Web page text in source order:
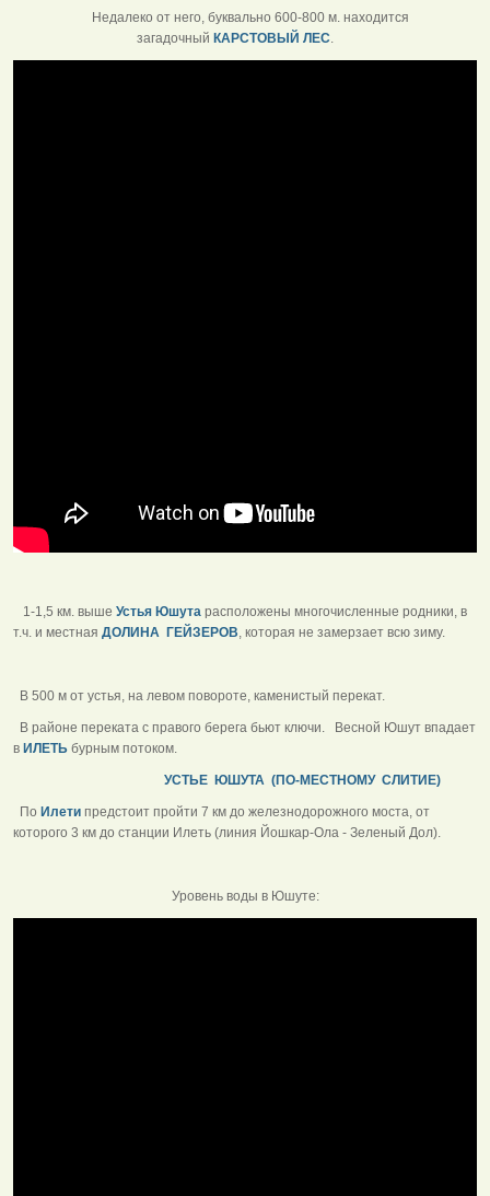
Недалеко от него, буквально 600-800 м. находится
загадочный КАРСТОВЫЙ ЛЕС.
1-1,5 км. выше Устья Юшута расположены многочисленные родники, в
т.ч. и местная ДОЛИНА ГЕЙЗЕРОВ, которая не замерзает всю зиму.
В 500 м от устья, на левом повороте, каменистый перекат.
В районе переката с правого берега бьют ключи. Весной Юшут впадает
в ИЛЕТЬ бурным потоком.
УСТЬЕ ЮШУТА (ПО-МЕСТНОМУ СЛИТИЕ)
По Илети предстоит пройти 7 км до железнодорожного моста, от
которого 3 км до станции Илеть (линия Йошкар-Ола - Зеленый Дол).
Уровень воды в Юшуте: